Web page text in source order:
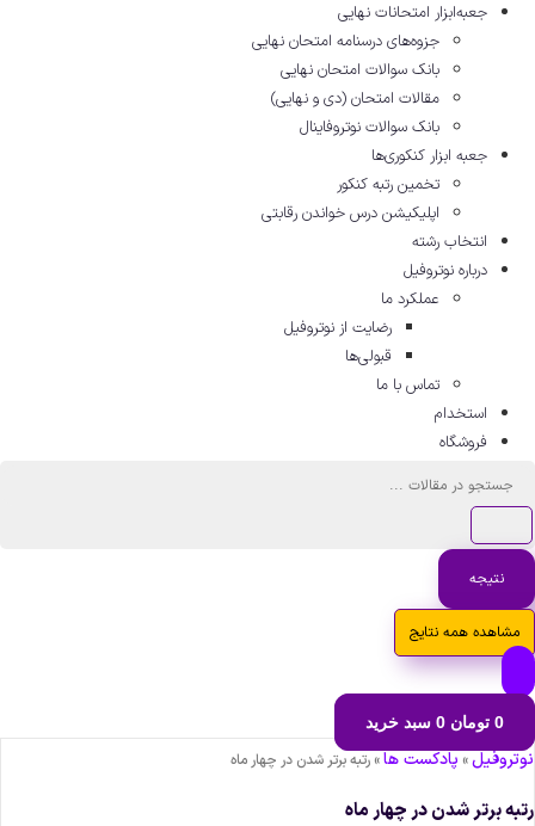
جعبه‌ابزار امتحانات نهایی
جزوه‌های درسنامه امتحان نهایی
بانک سوالات امتحان نهایی
مقالات امتحان (دی و نهایی)
بانک سوالات نوتروفاینال
جعبه ابزار کنکوری‌ها
تخمین رتبه کنکور
اپلیکیشن درس خواندن رقابتی
انتخاب رشته
درباره نوتروفیل
عملکرد ما
رضایت از نوتروفیل
قبولی‌ها
تماس با ما
استخدام
فروشگاه
نتیجه
مشاهده همه نتایج
0 تومان 0 سبد خرید
»پادکست ها»رتبه برتر شدن در چهار ماه
برتر شدن در چهار ماه